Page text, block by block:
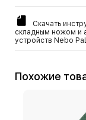
Скачать
складным ножом и
устройств Nebo
Похожие